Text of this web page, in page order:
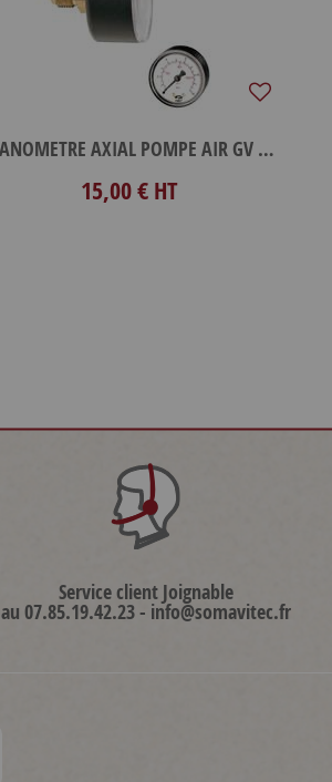
MANOMETRE AXIAL POMPE AIR GV 0-1.6
15,00 € HT
Service client Joignable
au 07.85.19.42.23 - info@somavitec.fr